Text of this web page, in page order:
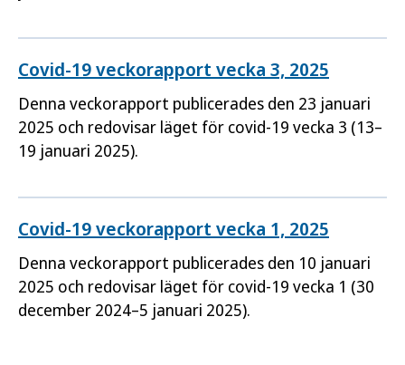
Covid-19 veckorapport vecka 3, 2025
Denna veckorapport publicerades den 23 januari
2025 och redovisar läget för covid-19 vecka 3 (13–
19 januari 2025).
Covid-19 veckorapport vecka 1, 2025
Denna veckorapport publicerades den 10 januari
2025 och redovisar läget för covid-19 vecka 1 (30
december 2024–5 januari 2025).